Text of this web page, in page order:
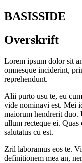
BASISSIDE
Overskrift
Lorem ipsum dolor sit
omnesque inciderint,
reprehendunt.
Alii purto usu te, eu
vide nominavi est. Mei
maiorum hendrerit duo.
ullum recteque ei. Quas
salutatus cu est.
Zril laboramus eos te.
definitionem mea an,